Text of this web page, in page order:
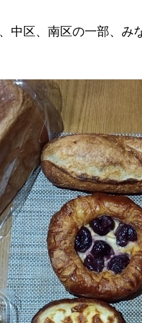
中区、南区の一部、